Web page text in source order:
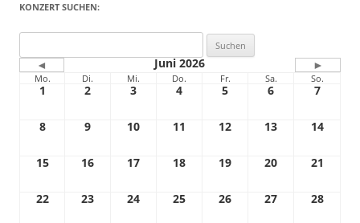
KONZERT SUCHEN:
nach:
◄ Juni 2026 ►
Mo. Di. Mi. Do. Fr. Sa. So.
1 2 3 4 5 6 7
8 9 10 11 12 13 14
15 16 17 18 19 20 21
22 23 24 25 26 27 28